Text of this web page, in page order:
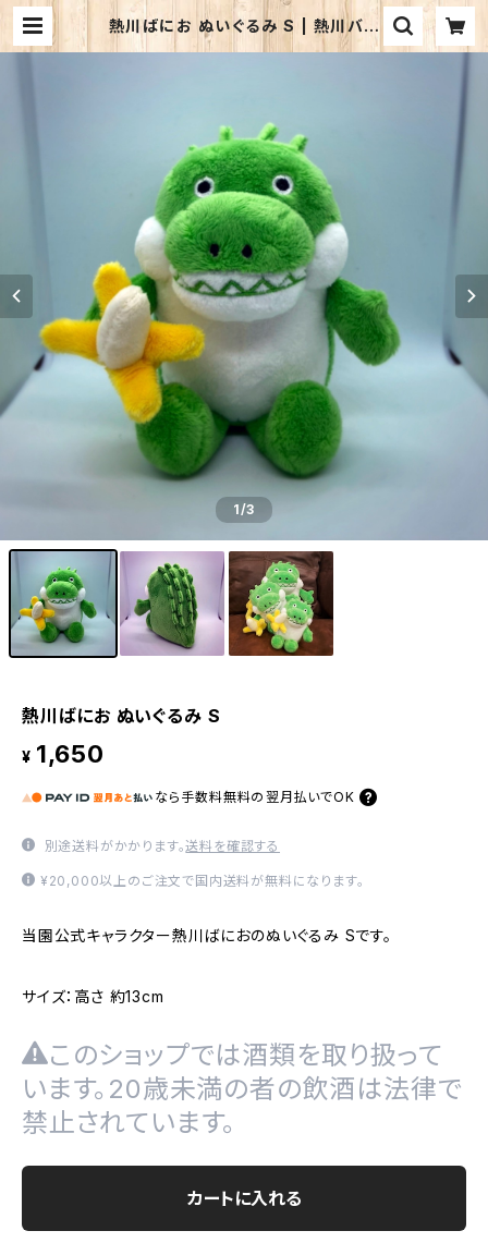
熱川ばにお ぬいぐるみ S | 熱川バナ
ナワニ園 売店
1/3
熱川ばにお ぬいぐるみ S
¥ 1,650
なら 手数料無料の 翌月払いでOK
別途送料がかかります。送料を確認する
¥20,000以上のご注文で国内送料が無料になります。
当園公式キャラクター熱川ばにおのぬいぐるみ Sです。
サイズ：高さ 約13cm
このショップでは酒類を取り扱って
います。20歳未満の者の飲酒は法律で
禁止されています。
カートに入れる